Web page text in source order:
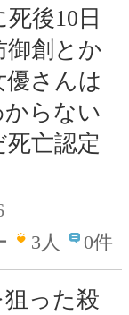
後10日
御創とか
さんは
らない
亡認定
3人 0件
った殺